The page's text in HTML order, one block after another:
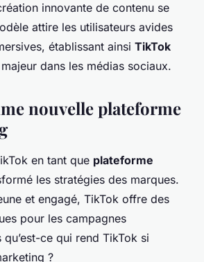
innovante de contenu se
attire les utilisateurs avides
établissant ainsi TikTok
dans les médias sociaux.
nouvelle plateforme
en tant que plateforme
les stratégies des marques.
et engagé, TikTok offre des
pour les campagnes
ce qui rend TikTok si
?